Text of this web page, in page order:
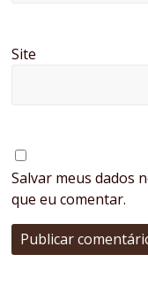
Site
Salvar meus dados
que eu comentar.